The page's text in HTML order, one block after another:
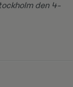
den 4-